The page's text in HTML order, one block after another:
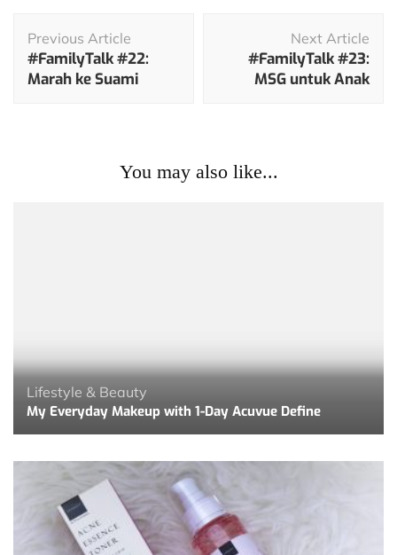
Navigation
Previous Article
#FamilyTalk #22:
Marah ke Suami
Next Article
#FamilyTalk #23:
MSG untuk Anak
You may also like...
Lifestyle & Beauty
My Everyday Makeup with 1-Day Acuvue Define